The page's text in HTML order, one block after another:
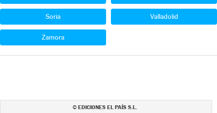
Soria Valladolid
Zamora
© EDICIONES EL PAÍS S.L.